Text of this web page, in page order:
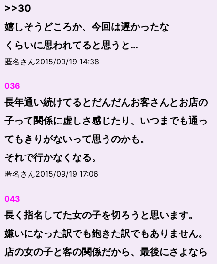
>>30
嬉しそうどころか、今回は遅かったな
くらいに思われてると思うと…
匿名さん2015/09/19 14:38
036
長年通い続けてるとだんだんお客さんとお店の
子って関係に虚しさ感じたり、いつまでも通っ
てもきりがないって思うのかも。
それで行かなくなる。
匿名さん2015/09/19 17:06
043
長く指名してた女の子を切ろうと思います。
嫌いになった訳でも飽きた訳でもありません。
店の女の子と客の関係だから、最後にさよなら